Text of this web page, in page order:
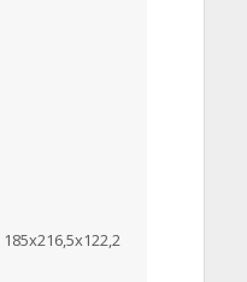
185x216,5x122,2